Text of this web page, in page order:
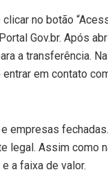
no botão
Gov.br. Após
a transferência.
em contato
empresas
legal. Assim como
a faixa de valor.